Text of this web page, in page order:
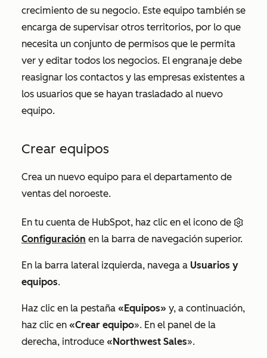
crecimiento de su negocio. Este equipo también se
encarga de supervisar otros territorios, por lo que
necesita un conjunto de permisos que le permita
ver y editar todos los negocios. El engranaje debe
reasignar los contactos y las empresas existentes a
los usuarios que se hayan trasladado al nuevo
equipo.
Crear equipos
Crea un nuevo equipo para el departamento de
ventas del noroeste.
En tu cuenta de HubSpot, haz clic en el icono de
Configuración en la barra de navegación superior.
En la barra lateral izquierda, navega a Usuarios y
equipos.
Haz clic en la pestaña «Equipos» y, a continuación,
haz clic en «Crear equipo». En el panel de la
derecha, introduce «Northwest Sales».